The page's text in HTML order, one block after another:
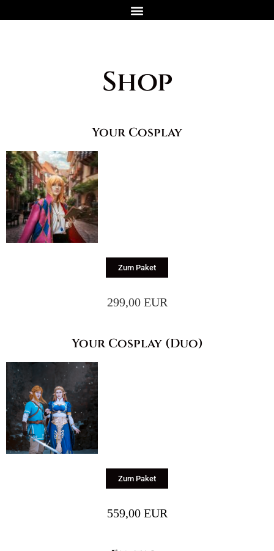
Shop
Your Cosplay
Zum Paket
299,00 EUR
Your Cosplay (Duo)
Zum Paket
559,00 EUR